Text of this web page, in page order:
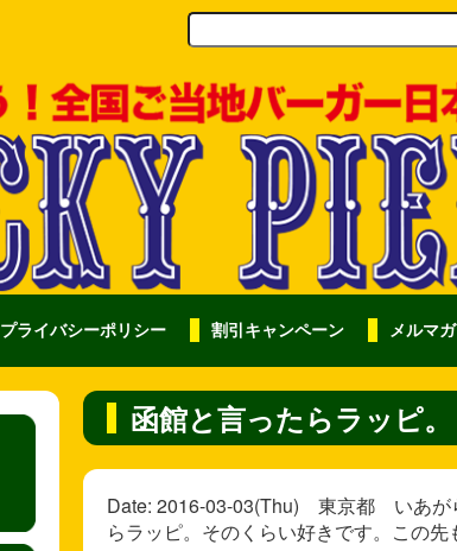
プライバシーポリシー 割引キャンペーン メルマガ
函館と言ったらラッピ。
Date: 2016-03-03(Thu) 東京都 いあが
らラッピ。そのくらい好きです。この先